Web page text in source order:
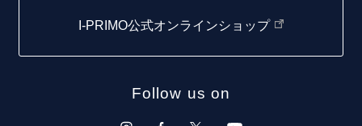
青森店I-PRIMO公式オンラインショップ
Follow us on